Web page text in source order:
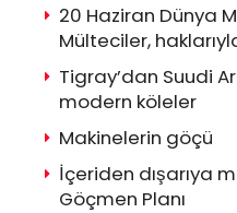
20 Haziran Dünya
Mülteciler,
Tigray’dan Suudi
modern köleler
Makinelerin göçü
İçeriden dışarıya
Göçmen Planı